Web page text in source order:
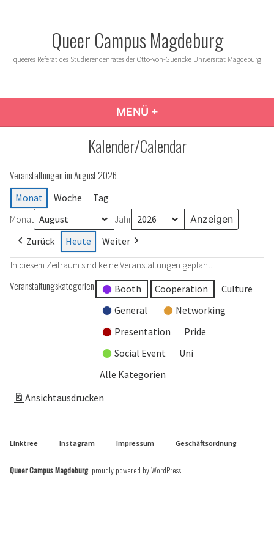
Queer Campus Magdeburg
queeres Referat des Studierendenrates der Otto-von-Guericke Universität Magdeburg
MENÜ +
Kalender/Calendar
Veranstaltungen im August 2026
Monat Woche Tag
Monat Jahr
Zurück Heute Weiter
In diesem Zeitraum sind keine Veranstaltungen geplant.
Veranstaltungskategorien Booth Cooperation
Culture
General
Networking
Presentation
Pride
Social Event
Uni
Alle Kategorien
Ansichtausdrucken
Linktree Instagram Impressum Geschäftsordnung
Queer Campus Magdeburg, proudly powered by WordPress.